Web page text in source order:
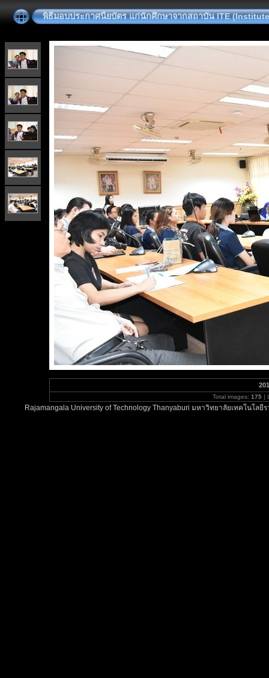
พิธีมอบประกาศนียบัตร แก่นักศึกษาจากสถาบัน ITE
Total images: 175 |
Rajamangala University of Technology Thanyaburi มหาวิทยาลัยเทคโนโ